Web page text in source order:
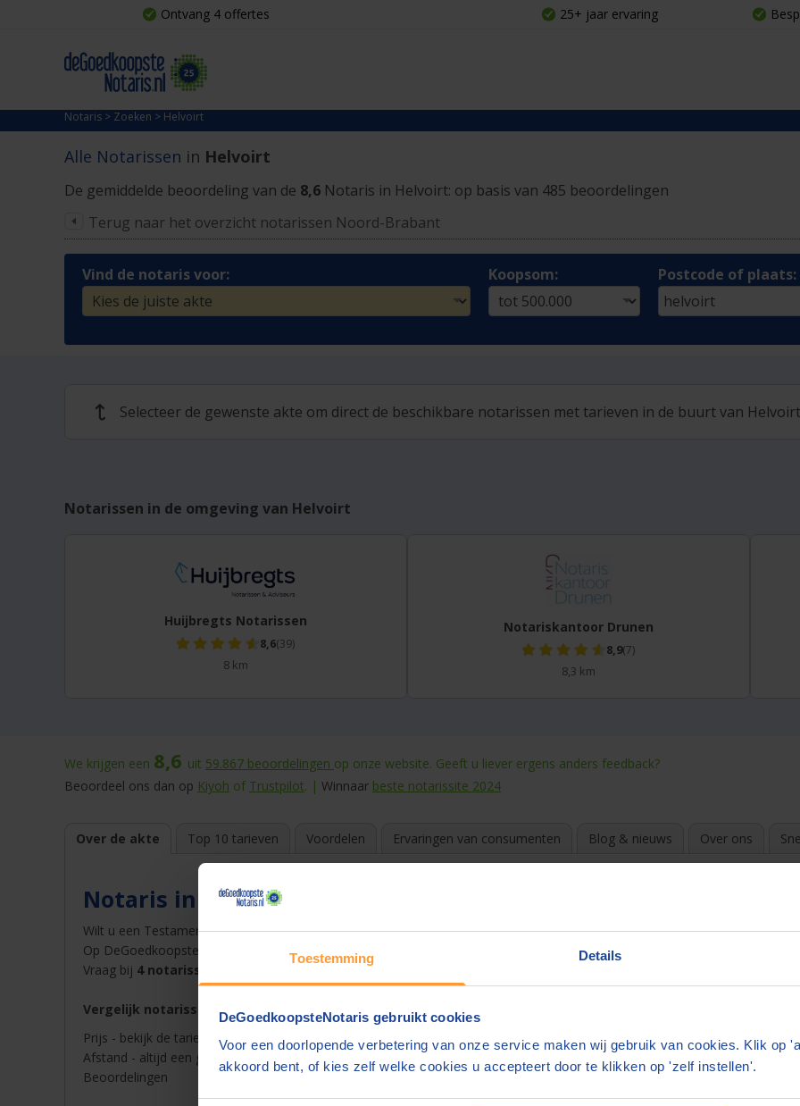
Toestemming Details
DeGoedkoopsteNotaris gebruikt cookies
Voor een doorlopende verbetering van onze service maken wij gebruik van cookies. Klik op
akkoord bent, of kies zelf welke cookies u accepteert door te klikken op 'zelf instellen'.
Ontvang 4 offertes 25+ jaar ervaring
Notaris > Zoeken > Helvoirt
Alle Notarissen in Helvoirt
De gemiddelde beoordeling van de 8,6 Notaris in Helvoirt: op basis van 485 beoordelingen
Terug naar het overzicht notarissen Noord-Brabant
Vind de notaris voor: Koopsom: Postcode of plaats:
↩ Selecteer de gewenste akte om direct de beschikbare notarissen met tarieven in de buurt van
Notarissen in de omgeving van Helvoirt
Huijbregts Notarissen
8,6(39)
8 km
Notariskantoor Drunen
8,9(7)
8,3 km
We krijgen een 8,6 uit 59.867 beoordelingen op onze website. Geeft u liever ergens anders feedback?
Beoordeel ons dan op Kiyoh of Trustpilot. | Winnaar beste notarissite 2024
Over de akte
Notaris in Helvoirt
Wilt u een Testament opstellen bij een notaris inHelvoirt?
Op DeGoedkoopsteNotaris.nl vindt u snel en gemakkelijk de beste en goedkoopste notaris. Door te vergelijken en gratis
Vraag bij 4 notarissen een offerte op en ontvang deze in uw mail.
Vergelijk notarissen in Helvoirt op
Prijs - bekijk de tarieven van de notaris in Helvoirt in ons overzicht
Afstand - altijd een goedkope notaris in de buurt van Helvoirt
Beoordelingen
Top 10 tarieven Voordelen Ervaringen van consumenten Blog & nieuws Over ons